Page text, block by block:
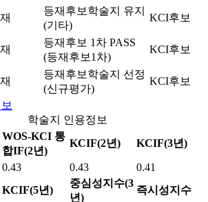
등재후보학술지 유지
(기타)
KCI후보
등재후보 1차 PASS
(등재후보1차)
KCI후보
등재후보학술지 선정
(신규평가)
KCI후보
학술지 인용정보
WOS-KCI 통
합IF(2년)
KCIF(2년) KCIF(3년)
0.43 0.43
0.41
KCIF(5년)
중심성지수(3
년)
즉시성지수